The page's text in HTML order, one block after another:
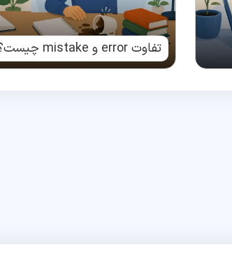
تفاوت error و mistake چیست؟